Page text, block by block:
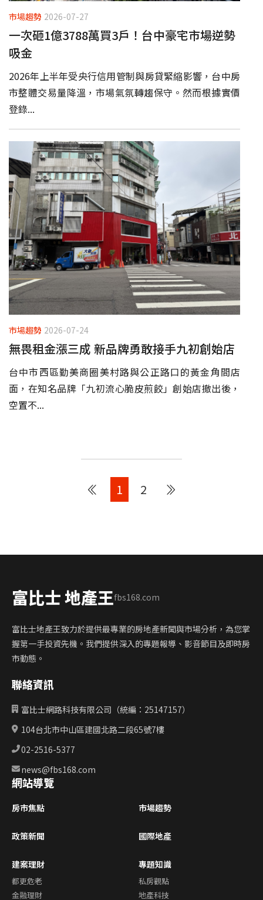
市場趨勢 2026-07-27
一次砸1億3788萬買3戶！台中豪宅市場逆勢
吸金
2026年上半年受央行信用管制與房貸緊縮影響，台中房
市整體交易量降溫，市場氣氛轉趨保守。然而根據實價
登錄...
市場趨勢 2026-07-24
無畏租金漲三成 新品牌勇敢接手九初創始店
台中市西區勤美商圈美村路與公正路口的黃金角間店
面，在知名品牌「九初流心脆皮煎餃」創始店撤出後，
空置不...
1 2
富比士 地產王fbs168.com
富比士地產王致力於提供最專業的房地產新聞與市場分析，為您掌
握第一手投資先機。我們提供深入的專題報導、影音節目及即時房
市動態。
聯絡資訊
富比士網路科技有限公司（統編：25147157）
104台北市中山區建國北路二段65號7樓
02-2516-5377
news@fbs168.com
網站導覽
房市焦點 市場趨勢
政策新聞 國際地產
建案理財
都更危老
金融理財
專題知識
私房觀點
地產科技